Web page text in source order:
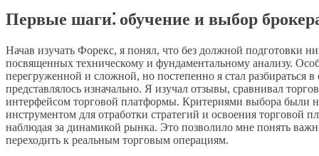
Первые шаги⁚ обучение и выбор
Начав изучать Форекс, я понял, что без должной подготовки
посвященных техническому и фундаментальному анализу.
перегруженной и сложной, но постепенно я стал разбираться
представлялось изначально. Я изучал отзывы, сравнивал
интерфейсом торговой платформы. Критериями выбора были
инструментом для отработки стратегий и освоения торговой
наблюдая за динамикой рынка. Это позволило мне понять
переходить к реальным торговым операциям.